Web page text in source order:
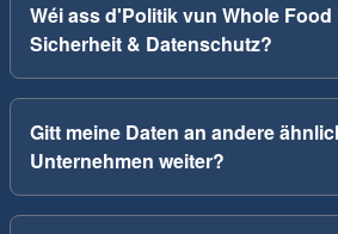
Wéi ass d'Politik vun Whole
Sicherheit & Datenschutz?
Gitt meine Daten an andere
Unternehmen weiter?